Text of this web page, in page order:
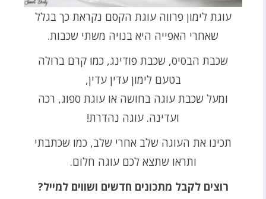
עוגת לימון פרווה עוגת הקסם נקראת כך בגלל
שאחרי האפייה היא בנויה משתי שכבות.
שכבת הבסיס, שכבת פודינג, כמו קרם ברולה
בטעם לימון עדין עדין,
ומעל שכבת עוגה בחושה או עוגת ספוג, רכה
ועדינה. עוגה נהדרת!
תכינו את העוגה שלב אחרי שלב, כמו שכתבתי
ותראו שתצא לכם עוגה חלום.
רוצים לקבל מתכונים חדשים ושווים למייל?